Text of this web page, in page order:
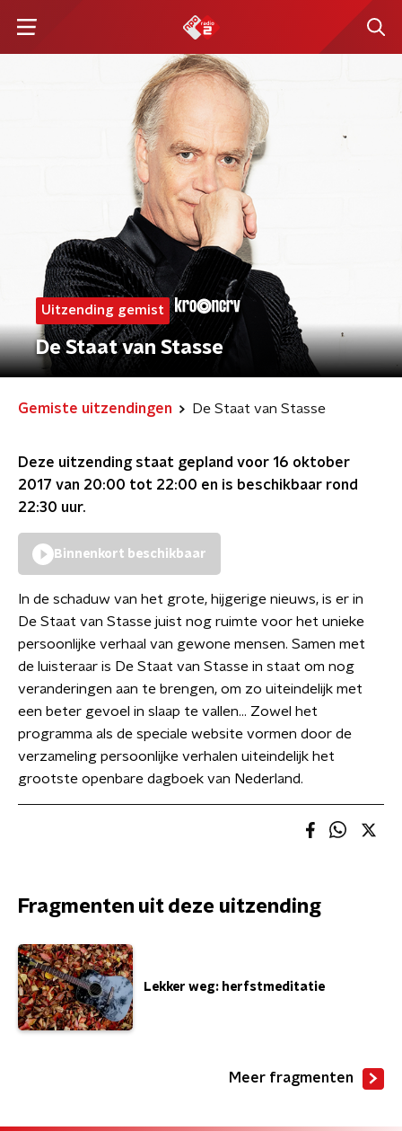
Uitzending gemist
De Staat van Stasse
Gemiste uitzendingen De Staat van Stasse
Deze uitzending staat gepland voor 16 oktober
2017 van 20:00 tot 22:00 en is beschikbaar rond
22:30 uur.
Binnenkort beschikbaar
In de schaduw van het grote, hijgerige nieuws, is er in
De Staat van Stasse juist nog ruimte voor het unieke
persoonlijke verhaal van gewone mensen. Samen met
de luisteraar is De Staat van Stasse in staat om nog
veranderingen aan te brengen, om zo uiteindelijk met
een beter gevoel in slaap te vallen... Zowel het
programma als de speciale website vormen door de
verzameling persoonlijke verhalen uiteindelijk het
grootste openbare dagboek van Nederland.
Fragmenten uit deze uitzending
Lekker weg: herfstmeditatie
Meer fragmenten